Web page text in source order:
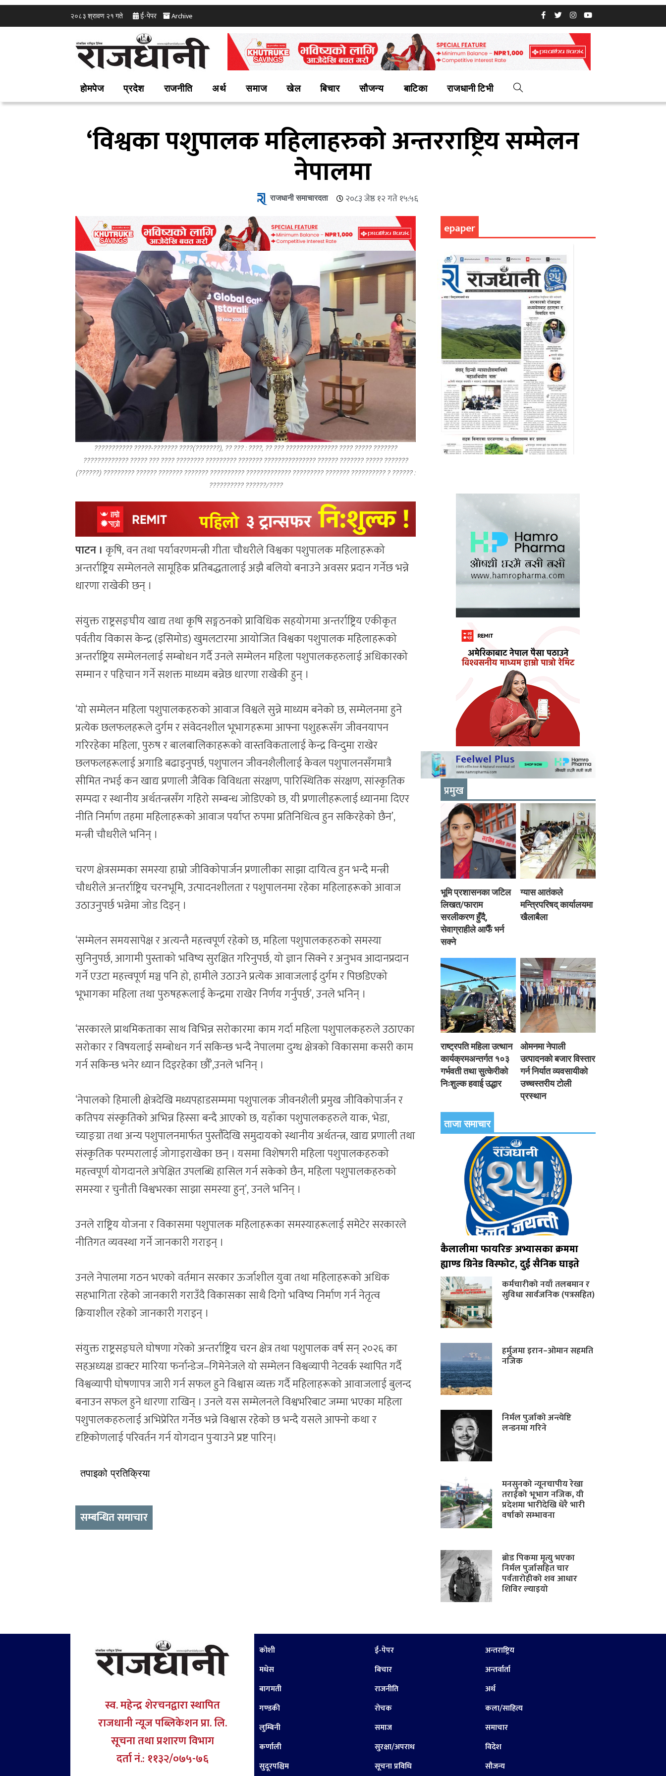
२०८३ श्रावण २१ गते ई-पेपर Archive
होमपेज प्रदेश राजनीति अर्थ समाज खेल बिचार सौजन्य बाटिका राजधानी टिभी
‘विश्वका पशुपालक महिलाहरुको अन्तरराष्ट्रिय सम्मेलन
नेपालमा
राजधानी समाचारदता २०८३ जेष्ठ १२ गते १५:५६
??????????? ?????-??????? ????(???????), ?? ??? : ????, ?? ??? ??????????????? ???? ????? ???????
????????????? ????? ??? ???? ???????? ????????? ??????? ??????????????? ?????? ??????? ????? ???????
(??????) ????????? ?????? ??????? ??????? ?????????? ????????????? ????????? ??????? ?????????? ? ?????? :
?????????? ??????/????
पाटन । कृषि, वन तथा पर्यावरणमन्त्री गीता चौधरीले विश्वका पशुपालक महिलाहरूको
अन्तर्राष्ट्रिय सम्मेलनले सामूहिक प्रतिबद्धतालाई अझै बलियो बनाउने अवसर प्रदान गर्नेछ भन्ने
धारणा राखेकी छन् ।
संयुक्त राष्ट्रसङ्घीय खाद्य तथा कृषि सङ्गठनको प्राविधिक सहयोगमा अन्तर्राष्ट्रिय एकीकृत
पर्वतीय विकास केन्द्र (इसिमोड) खुमलटारमा आयोजित विश्वका पशुपालक महिलाहरूको
अन्तर्राष्ट्रिय सम्मेलनलाई सम्बोधन गर्दै उनले सम्मेलन महिला पशुपालकहरुलाई अधिकारको
सम्मान र पहिचान गर्ने सशक्त माध्यम बन्नेछ धारणा राखेकी हुन् ।
‘यो सम्मेलन महिला पशुपालकहरुको आवाज विश्वले सुन्ने माध्यम बनेको छ, सम्मेलनमा हुने
प्रत्येक छलफलहरूले दुर्गम र संवेदनशील भूभागहरूमा आफ्ना पशुहरूसँग जीवनयापन
गरिरहेका महिला, पुरुष र बालबालिकाहरूको वास्तविकतालाई केन्द्र विन्दुमा राखेर
छलफलहरूलाई अगाडि बढाइनुपर्छ, पशुपालन जीवनशैलीलाई केवल पशुपालनसँगमात्रै
सीमित नभई कन खाद्य प्रणाली जैविक विविधता संरक्षण, पारिस्थितिक संरक्षण, सांस्कृतिक
सम्पदा र स्थानीय अर्थतन्त्रसँग गहिरो सम्बन्ध जोडिएको छ, यी प्रणालीहरूलाई ध्यानमा दिएर
नीति निर्माण तहमा महिलाहरूको आवाज पर्याप्त रुपमा प्रतिनिधित्व हुन सकिरहेको छैन’,
मन्त्री चौधरीले भनिन् ।
चरण क्षेत्रसम्मका समस्या हाम्रो जीविकोपार्जन प्रणालीका साझा दायित्व हुन भन्दै मन्त्री
चौधरीले अन्तर्राष्ट्रिय चरनभूमि, उत्पादनशीलता र पशुपालनमा रहेका महिलाहरूको आवाज
उठाउनुपर्छ भन्नेमा जोड दिइन् ।
‘सम्मेलन समयसापेक्ष र अत्यन्तै महत्त्वपूर्ण रहेको छ, महिला पशुपालकहरुको समस्या
सुनिनुपर्छ, आगामी पुस्ताको भविष्य सुरक्षित गरिनुपर्छ, यो ज्ञान सिक्ने र अनुभव आदानप्रदान
गर्ने एउटा महत्त्वपूर्ण मञ्च पनि हो, हामीले उठाउने प्रत्येक आवाजलाई दुर्गम र पिछडिएको
भूभागका महिला तथा पुरुषहरूलाई केन्द्रमा राखेर निर्णय गर्नुपर्छ’, उनले भनिन् ।
‘सरकारले प्राथमिकताका साथ विभिन्न सरोकारमा काम गर्दा महिला पशुपालकहरुले उठाएका
सरोकार र विषयलाई सम्बोधन गर्न सकिन्छ भन्दै नेपालमा दुग्ध क्षेत्रको विकासमा कसरी काम
गर्न सकिन्छ भनेर ध्यान दिइरहेका छौँ’,उनले भनिन् ।
‘नेपालको हिमाली क्षेत्रदेखि मध्यपहाडसम्ममा पशुपालक जीवनशैली प्रमुख जीविकोपार्जन र
कतिपय संस्कृतिको अभिन्न हिस्सा बन्दै आएको छ, यहाँका पशुपालकहरुले याक, भेडा,
च्याङ्ग्रा तथा अन्य पशुपालनमार्फत पुस्तौँदेखि समुदायको स्थानीय अर्थतन्त्र, खाद्य प्रणाली तथा
संस्कृतिक परम्परालाई जोगाइराखेका छन् । यसमा विशेषगरी महिला पशुपालकहरुको
महत्त्वपूर्ण योगदानले अपेक्षित उपलब्धि हासिल गर्न सकेको छैन, महिला पशुपालकहरुको
समस्या र चुनौती विश्वभरका साझा समस्या हुन्’, उनले भनिन् ।
उनले राष्ट्रिय योजना र विकासमा पशुपालक महिलाहरूका समस्याहरूलाई समेटेर सरकारले
नीतिगत व्यवस्था गर्ने जानकारी गराइन् ।
उनले नेपालमा गठन भएको वर्तमान सरकार ऊर्जाशील युवा तथा महिलाहरूको अधिक
सहभागिता रहेको जानकारी गराउँदै विकासका साथै दिगो भविष्य निर्माण गर्न नेतृत्व
क्रियाशील रहेको जानकारी गराइन् ।
संयुक्त राष्ट्रसङ्घले घोषणा गरेको अन्तर्राष्ट्रिय चरन क्षेत्र तथा पशुपालक वर्ष सन् २०२६ का
सहअध्यक्ष डाक्टर मारिया फर्नान्डेज–गिमेनेजले यो सम्मेलन विश्वव्यापी नेटवर्क स्थापित गर्दै
विश्वव्यापी घोषणापत्र जारी गर्न सफल हुने विश्वास व्यक्त गर्दै महिलाहरूको आवाजलाई बुलन्द
बनाउन सफल हुने धारणा राखिन् । उनले यस सम्मेलनले विश्वभरिबाट जम्मा भएका महिला
पशुपालकहरुलाई अभिप्रेरित गर्नेछ भन्ने विश्वास रहेको छ भन्दै यसले आफ्नो कथा र
दृष्टिकोणलाई परिवर्तन गर्न योगदान पुर्‍याउने प्रष्ट पारिन्।
तपाइको प्रतिक्रिया
सम्बन्धित समाचार
epaper
प्रमुख
भूमि प्रशासनका जटिल
लिखत/फाराम
सरलीकरण हुँदै,
सेवाग्राहीले आफैँ भर्न
सक्ने
ग्यास आतंकले
मन्त्रिपरिषद् कार्यालयमा
खैलाबैला
राष्ट्रपति महिला उत्थान
कार्यक्रमअन्तर्गत १०३
गर्भवती तथा सुत्केरीको
निःशुल्क हवाई उद्धार
ओमनमा नेपाली
उत्पादनको बजार विस्तार
गर्न निर्यात व्यवसायीको
उच्चस्तरीय टोली
प्रस्थान
ताजा समाचार
कैलालीमा फायरिङ अभ्यासका क्रममा
ह्याण्ड ग्रिनेड विस्फोट, दुई सैनिक घाइते
कर्मचारीको नयाँ तलबमान र
सुविधा सार्वजनिक (पत्रसहित)
हर्मुजमा इरान–ओमान सहमति
नजिक
निर्मल पुर्जाको अन्त्येष्टि
लन्डनमा गरिने
मनसुनको न्यूनचापीय रेखा
तराईको भूभाग नजिक, यी
प्रदेशमा भारीदेखि धेरै भारी
वर्षाको सम्भावना
ब्रोड पिकमा मृत्यु भएका
निर्मल पुर्जासहित चार
पर्वतारोहीको शव आधार
शिविर ल्याइयो
स्व. महेन्द्र शेरचनद्वारा स्थापित
राजधानी न्यूज पब्लिकेशन प्रा. लि.
सूचना तथा प्रशारण विभाग
दर्ता नं.: ११३२/०७५-७६
कोशी
मधेस
बागमती
गण्डकी
लुम्बिनी
कर्णाली
सुदूरपश्चिम
ई-पेपर
बिचार
राजनीति
रोचक
समाज
सुरक्षा/अपराध
सूचना प्रविधि
अन्तराष्ट्रिय
अन्तर्वार्ता
अर्थ
कला/साहित्य
समाचार
विदेश
सौजन्य